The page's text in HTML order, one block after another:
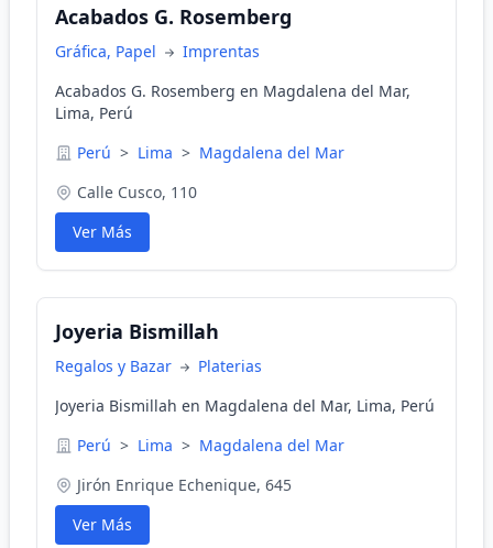
Acabados G. Rosemberg
Gráfica, Papel
Imprentas
Acabados G. Rosemberg en Magdalena del Mar,
Lima, Perú
Perú > Lima > Magdalena del Mar
Calle Cusco, 110
Ver Más
Joyeria Bismillah
Regalos y Bazar
Platerias
Joyeria Bismillah en Magdalena del Mar, Lima, Perú
Perú > Lima > Magdalena del Mar
Jirón Enrique Echenique, 645
Ver Más